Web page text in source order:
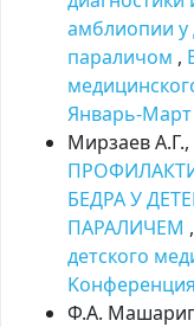
амблиопии у
параличом ,
Январь-Март
Мирзаев А.Г.,
БЕДРА У
ПАРАЛИЧЕМ ,
детского
Kонференция
Ф.A.